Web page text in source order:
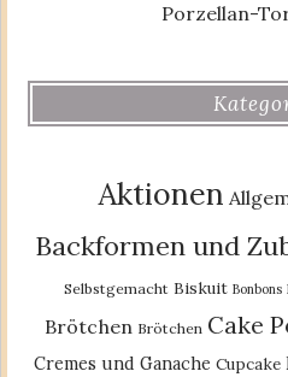
Porzellan-
Aktionen
Backformen und
Selbstgemacht Biskuit Bonbons
Brötchen Brötchen Cake
Cremes und Ganache Cupcake